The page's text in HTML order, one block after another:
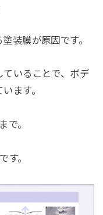
装膜が原因です。
いることで、ボデ
ます。
で。
す。